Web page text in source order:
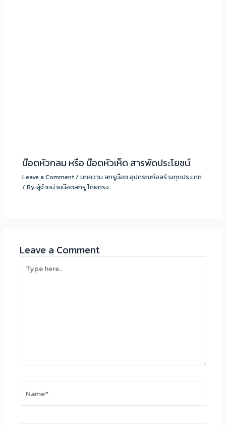
น๊อตหัวกลม หรือ น๊อตหัวเห็ด สารพัดประโยชน์
Leave a Comment/บทความ สกรูน๊อต อุปกรณก่อสร้างทุกประเภท
/ Byผู้จำหน่ายน๊อตสกรู โดยตรง
Leave a Comment
here..